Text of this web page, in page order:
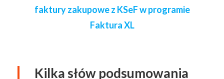
faktury zakupowe z KSeF w programie
Faktura XL
Kilka słów podsumowania